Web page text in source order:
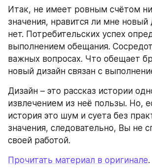
Итак, не имеет ровным счётом
значения, нравится ли мне новый
нет. Потребительских успех
выполнением обещания.
важных вопросах. Что обещает
новый дизайн связан с
Дизайн – это рассказ истории
извлечением из неё пользы. Но,
история это шум и суета без
значения, следовательно, Вы не
своей работой.
Прочитать материал в оригинале.